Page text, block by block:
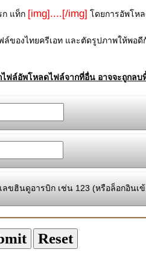
ก แท็ก [img]....[/img] โดยการอัพโห
ของไทยครีเอท และตัดรูปภาพให้พอ
ฟล์อัพโหลดไฟล์จากที่อื่น อาจจะถูกลบ
ลขฮินดูอารบิก เช่น 123 (หรือล็อกอินเ